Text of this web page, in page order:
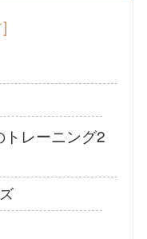
]
レーニング2